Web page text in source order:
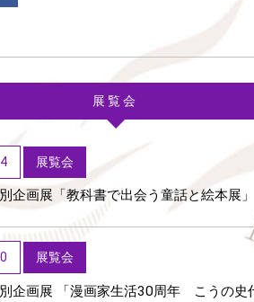
展覧会
展覧会
企画展「教科書で出会う童話と絵本展」
展覧会
企画展 「漫画家生活30周年 こうの史